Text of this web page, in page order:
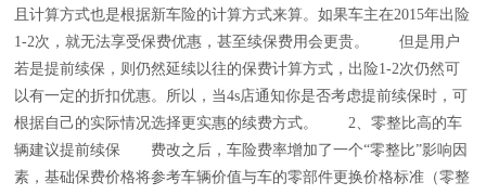
且计算方式也是根据新车险的计算方式来算。如果车主在2015年出险
1-2次，就无法享受保费优惠，甚至续保费用会更贵。 但是用户
若是提前续保，则仍然延续以往的保费计算方式，出险1-2次仍然可
以有一定的折扣优惠。所以，当4s店通知你是否考虑提前续保时，可
根据自己的实际情况选择更实惠的续费方式。 2、零整比高的车
辆建议提前续保 费改之后，车险费率增加了一个“零整比”影响因
素，基础保费价格将参考车辆价值与车的零部件更换价格标准（零整